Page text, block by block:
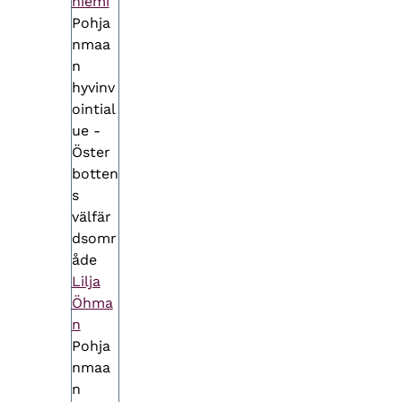
Pohja
nmaa
n
hyvinv
ointial
ue -
Öster
botten
s
välfär
dsomr
åde
Lilja
Öhma
n
Pohja
nmaa
n